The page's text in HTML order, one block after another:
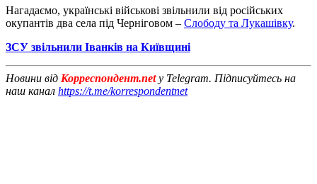
Нагадаємо, українські військові звільнили від російських
окупантів два села під Черніговом – Слободу та Лукашівку.
ЗСУ звільнили Іванків на Київщині
Новини від Корреспондент.netу Telegram. Підписуйтесь на
наш канал https://t.me/korrespondentnet